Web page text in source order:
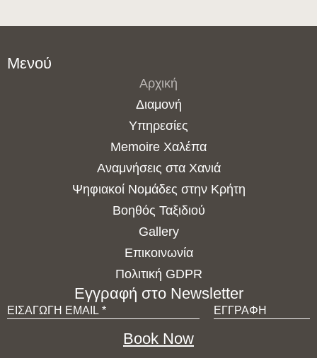
Μενού
Αρχική
Διαμονή
Υπηρεσίες
Memoire Χαλέπα
Αναμνήσεις στα Χανιά
Ψηφιακοί Νομάδες στην Κρήτη
Βοηθός Ταξιδιού
Gallery
Επικοινωνία
Πολιτική GDPR
Εγγραφή στο Newsletter
Book Now